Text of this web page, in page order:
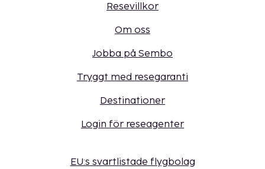
Resevillkor
Om oss
Jobba på Sembo
Tryggt med resegaranti
Destinationer
Login för reseagenter
EU:s svartlistade flygbolag